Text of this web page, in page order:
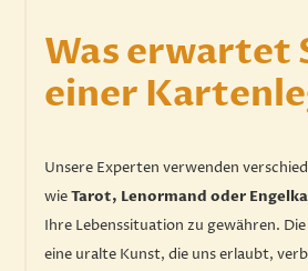
Was erwartet
einer
Unsere Experten verwenden
wieTarot, Lenormand oder
Ihre Lebenssituation zu gewähren.
eine uralte Kunst, die uns erlaubt,